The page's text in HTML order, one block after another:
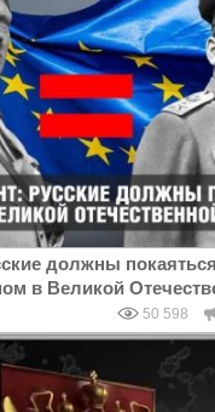
должны
в Великой
50 598